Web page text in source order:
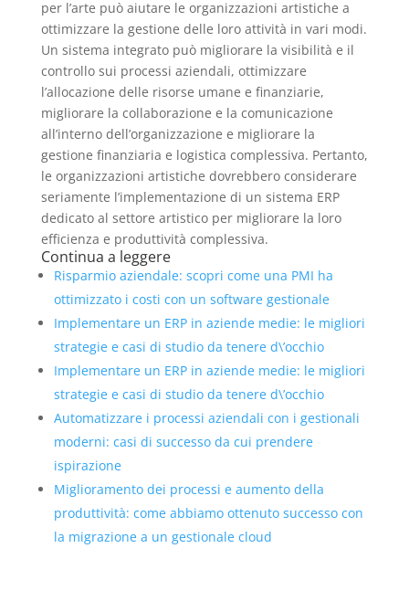
per l’arte può aiutare le organizzazioni artistiche a
ottimizzare la gestione delle loro attività in vari modi.
Un sistema integrato può migliorare la visibilità e il
controllo sui processi aziendali, ottimizzare
l’allocazione delle risorse umane e finanziarie,
migliorare la collaborazione e la comunicazione
all’interno dell’organizzazione e migliorare la
gestione finanziaria e logistica complessiva. Pertanto,
le organizzazioni artistiche dovrebbero considerare
seriamente l’implementazione di un sistema ERP
dedicato al settore artistico per migliorare la loro
efficienza e produttività complessiva.
Continua a leggere
Risparmio aziendale: scopri come una PMI ha
ottimizzato i costi con un software gestionale
Implementare un ERP in aziende medie: le migliori
strategie e casi di studio da tenere d\’occhio
Implementare un ERP in aziende medie: le migliori
strategie e casi di studio da tenere d\’occhio
Automatizzare i processi aziendali con i gestionali
moderni: casi di successo da cui prendere
ispirazione
Miglioramento dei processi e aumento della
produttività: come abbiamo ottenuto successo con
la migrazione a un gestionale cloud